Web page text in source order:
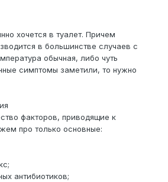
хочется в туалет. Причем
в большинстве случаев с
обычная, либо чуть
симптомы заметили, то нужно
факторов, приводящие к
про только основные:
антибиотиков;